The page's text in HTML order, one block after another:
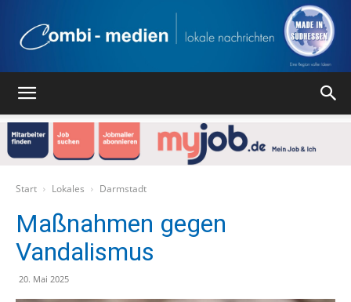
Start Lokales Darmstadt
Maßnahmen gegen
Vandalismus
20. Mai 2025